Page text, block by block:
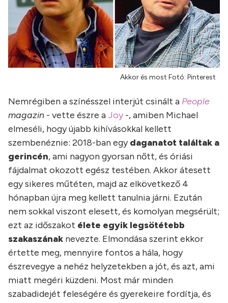
Akkor és most Fotó: Pinterest
Nemrégiben a színésszel interjút csinált a People
magazin - vette észre a Joy -, amiben Michael
elmeséli, hogy újabb kihívásokkal kellett
szembenéznie: 2018-ban egydaganatot találtak a
gerincén, ami nagyon gyorsan nőtt, és óriási
fájdalmat okozott egész testében. Akkor átesett
egy sikeres műtéten, majd az elkövetkező 4
hónapban újra meg kellett tanulnia járni. Ezután
nem sokkal viszont elesett, és komolyan megsérült;
ezt az időszakot élete egyik legsötétebb
szakaszának nevezte. Elmondása szerint ekkor
értette meg, mennyire fontos a hála, hogy
észrevegye a nehéz helyzetekben a jót, és azt, ami
miatt megéri küzdeni. Most már minden
szabadidejét feleségére és gyerekeire fordítja, és